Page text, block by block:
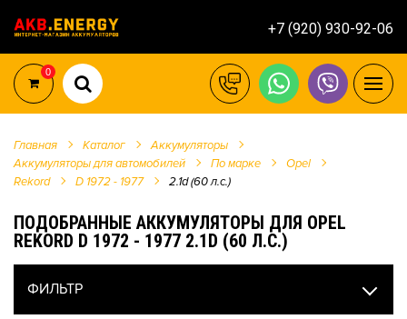
+7 (920) 930-92-06
0
Главная Каталог
Аккумуляторы
Аккумуляторы для автомобилей
По марке
Opel
Rekord
D 1972 - 1977 2.1d (60 л.с.)
ПОДОБРАННЫЕ АККУМУЛЯТОРЫ ДЛЯ OPEL
REKORD D 1972 - 1977 2.1D (60 Л.С.)
ФИЛЬТР